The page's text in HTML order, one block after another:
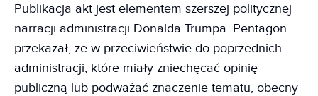
Publikacja akt jest elementem szerszej politycznej
narracji administracji Donalda Trumpa. Pentagon
przekazał, że w przeciwieństwie do poprzednich
administracji, które miały zniechęcać opinię
publiczną lub podważać znaczenie tematu, obecny